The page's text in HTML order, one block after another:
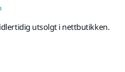
utsolgt i nettbutikken.